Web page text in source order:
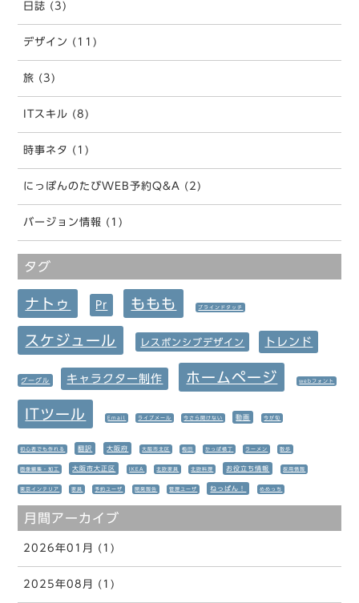
日誌 (3)
デザイン (11)
旅 (3)
ITスキル (8)
時事ネタ (1)
にっぽんのたびWEB予約Q&A (2)
バージョン情報 (1)
タグ
ナトゥ Pr ももも ブラインドタッチ
スケジュール レスポンシブデザイン トレンド
グーグル キャラクター制作 ホームページ webフォント
ITツール Email ライブメール 今さら聞けない 動画 今が旬
初心者でも作れる 翻訳 大阪府 大阪市北区 梅田 かっぱ横丁 ラーメン 散歩
画像編集・加工 大阪市大正区 IKEA 北欧家具 北欧料理 お役立ち情報 採用情報
東京インテリア 家具 予約ユーザ 開発報告 管理ユーザ ねっぱん！ めめっち
月間アーカイブ
2026年01月 (1)
2025年08月 (1)